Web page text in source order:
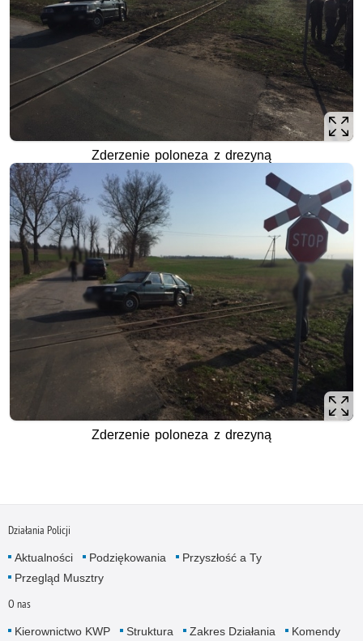
Zderzenie poloneza z drezyną
Zderzenie poloneza z drezyną
Działania Policji
Aktualności Podziękowania
Przyszłość a Ty
Przegląd Musztry
O nas
Kierownictwo KWP Struktura Zakres Działania
Komendy